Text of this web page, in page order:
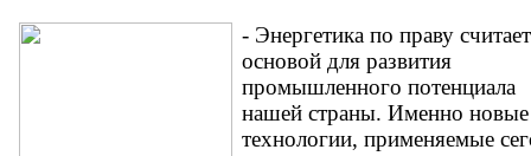
- Энергетика по праву
основой для развития
промышленного потенциала
нашей страны. Именно новые
технологии, применяемые